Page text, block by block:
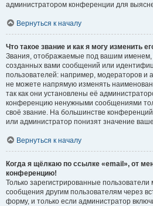
администратором конференции для
Вернуться к началу
Что такое звание и как я могу изменить
Звания, отображаемые под вашим именем,
созданных вами сообщений или
пользователей: например, модераторов и
не можете напрямую изменять
так как они установлены её
конференцию ненужными сообщениями
своё звание. На большинстве
или администратор понизят значение
Вернуться к началу
Когда я щёлкаю по ссылке «email», от
конференцию!
Только зарегистрированные пользователи
сообщения другим пользователям через
форму, и только если администратор